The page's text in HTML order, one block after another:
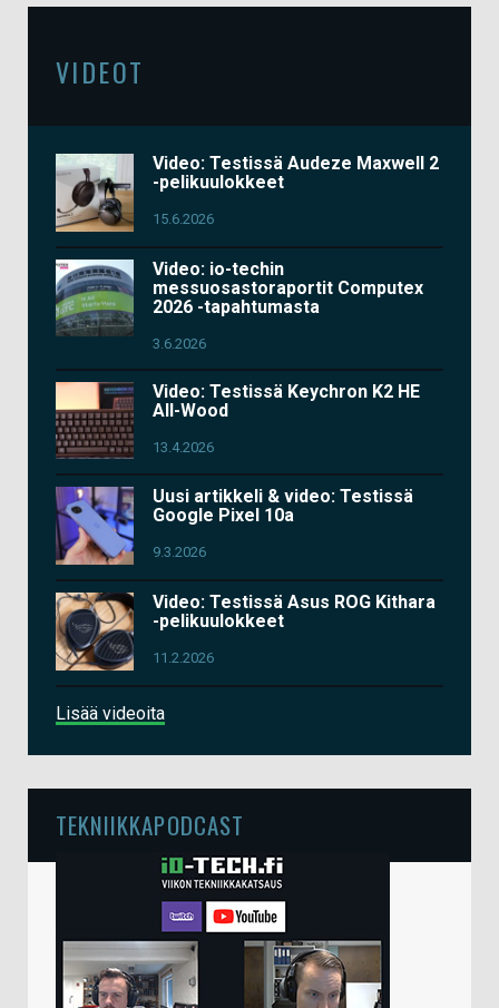
VIDEOT
Video: Testissä Audeze Maxwell 2
-pelikuulokkeet
15.6.2026
Video: io-techin
messuosastoraportit Computex
2026 -tapahtumasta
3.6.2026
Video: Testissä Keychron K2 HE
All-Wood
13.4.2026
Uusi artikkeli & video: Testissä
Google Pixel 10a
9.3.2026
Video: Testissä Asus ROG Kithara
-pelikuulokkeet
11.2.2026
Lisää videoita
TEKNIIKKAPODCAST